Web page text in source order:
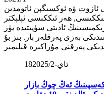
ئازوت ۋە ئوكسىگېن ئاتومدىن
ھەر ئىككىسى ئېلېكتر
ئادىتى سۈپىتىدە يۈز
بەزى پەرقلەر بار. بىز بۇ
18 2025/2-ئاي
ئەڭ چوڭ بازار